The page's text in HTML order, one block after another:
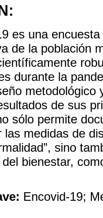
es una
de la población
durante la
de sus
sólo permite
las medidas de
sino
bienestar,
Encovid-19;